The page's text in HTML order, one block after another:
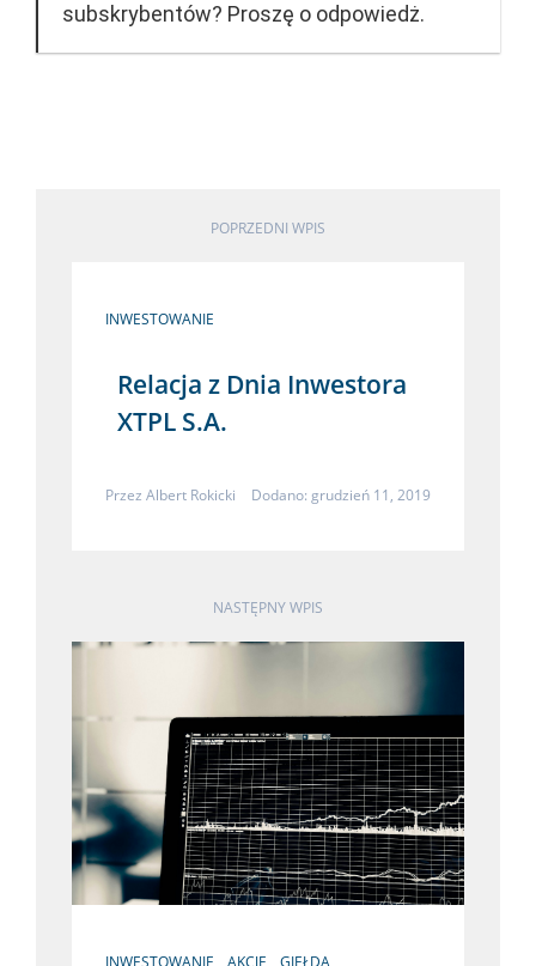
subskrybentów? Proszę o odpowiedż.
POPRZEDNI WPIS
INWESTOWANIE
Relacja z Dnia Inwestora
XTPL S.A.
Przez Albert Rokicki Dodano: grudzień 11, 2019
NASTĘPNY WPIS
INWESTOWANIE AKCJE GIEŁDA